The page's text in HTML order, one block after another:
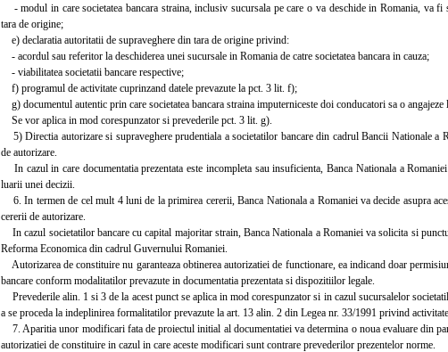
- modul in care societatea bancara straina, inclusiv sucursala pe care o va deschide in Romania, va fi
tara de origine;
e) declaratia autoritatii de supraveghere din tara de origine privind:
- acordul sau referitor la deschiderea unei sucursale in Romania de catre societatea bancara in cauza;
- viabilitatea societatii bancare respective;
f) programul de activitate cuprinzand datele prevazute la pct. 3 lit. f);
g) documentul autentic prin care societatea bancara straina imputerniceste doi conducatori sa o angajeze
Se vor aplica in mod corespunzator si prevederile pct. 3 lit. g).
5) Directia autorizare si supraveghere prudentiala a societatilor bancare din cadrul Bancii Nationale a
de autorizare.
In cazul in care documentatia prezentata este incompleta sau insuficienta, Banca Nationala a
luarii unei decizii.
6. In termen de cel mult 4 luni de la primirea cererii, Banca Nationala a Romaniei va decide asupra
cererii de autorizare.
In cazul societatilor bancare cu capital majoritar strain, Banca Nationala a Romaniei va solicita si
Reforma Economica din cadrul Guvernului Romaniei.
Autorizarea de constituire nu garanteaza obtinerea autorizatiei de functionare, ea indicand doar
bancare conform modalitatilor prevazute in documentatia prezentata si dispozitiilor legale.
Prevederile alin. 1 si 3 de la acest punct se aplica in mod corespunzator si in cazul sucursalelor
a se proceda la indeplinirea formalitatilor prevazute la art. 13 alin. 2 din Legea nr. 33/1991 privind
7. Aparitia unor modificari fata de proiectul initial al documentatiei va determina o noua evaluare din
autorizatiei de constituire in cazul in care aceste modificari sunt contrare prevederilor prezentelor norme.